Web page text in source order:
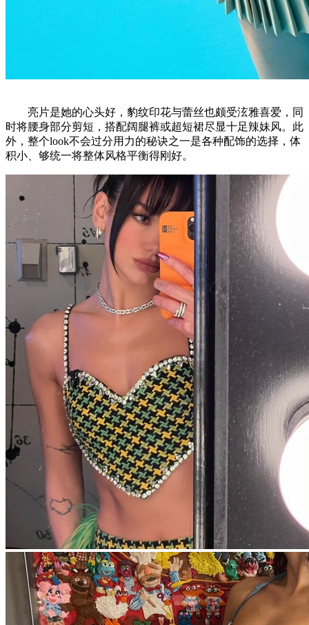
亮片是她的心头好，豹纹印花与蕾丝也颇受泫雅喜爱，同
时将腰身部分剪短，搭配阔腿裤或超短裙尽显十足辣妹风。此
外，整个look不会过分用力的秘诀之一是各种配饰的选择，体
积小、够统一将整体风格平衡得刚好。